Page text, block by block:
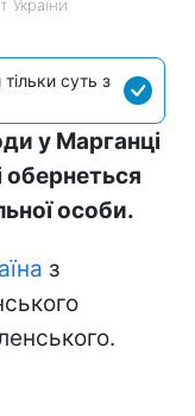
України
суть з
у Марганці
обернеться
особи.
з